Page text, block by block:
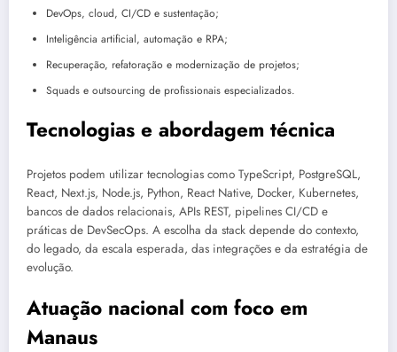
DevOps, cloud, CI/CD e sustentação;
Inteligência artificial, automação e RPA;
Recuperação, refatoração e modernização de projetos;
Squads e outsourcing de profissionais especializados.
Tecnologias e abordagem técnica
Projetos podem utilizar tecnologias como TypeScript, PostgreSQL,
React, Next.js, Node.js, Python, React Native, Docker, Kubernetes,
bancos de dados relacionais, APIs REST, pipelines CI/CD e
práticas de DevSecOps. A escolha da stack depende do contexto,
do legado, da escala esperada, das integrações e da estratégia de
evolução.
Atuação nacional com foco em
Manaus